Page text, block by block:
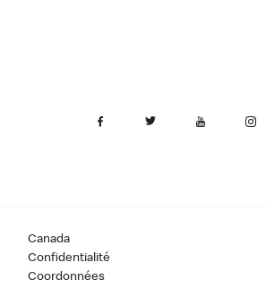
Canada
Confidentialité
Coordonnées